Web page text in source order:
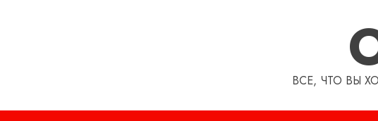
ВСЕ, ЧТО ВЫ